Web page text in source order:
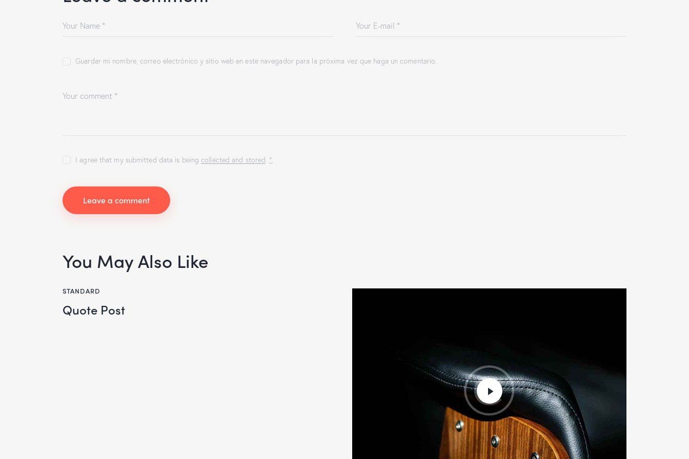
Guardar mi nombre, correo electrónico y sitio web en este navegador para la próxima vez que haga un comentario.
I agree that my submitted data is beingcollected and stored. *
You May Also Like
STANDARD
Quote Post